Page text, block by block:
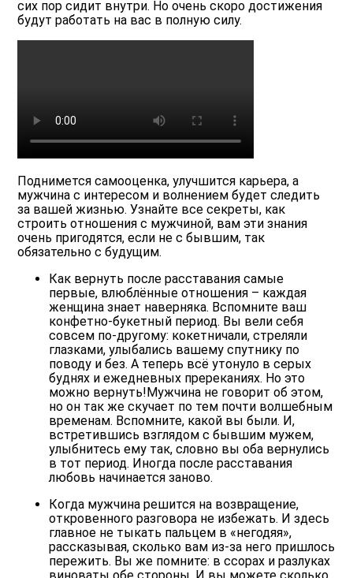
сих пор сидит внутри. Но очень скоро достижения
будут работать на вас в полную силу.
Поднимется самооценка, улучшится карьера, а
мужчина с интересом и волнением будет следить
за вашей жизнью. Узнайте все секреты, как
строить отношения с мужчиной, вам эти знания
очень пригодятся, если не с бывшим, так
обязательно с будущим.
Как вернуть после расставания самые
первые, влюблённые отношения – каждая
женщина знает наверняка. Вспомните ваш
конфетно-букетный период. Вы вели себя
совсем по-другому: кокетничали, стреляли
глазками, улыбались вашему спутнику по
поводу и без. А теперь всё утонуло в серых
буднях и ежедневных пререканиях. Но это
можно вернуть!Мужчина не говорит об этом,
но он так же скучает по тем почти волшебным
временам. Вспомните, какой вы были. И,
встретившись взглядом с бывшим мужем,
улыбнитесь ему так, словно вы оба вернулись
в тот период. Иногда после расставания
любовь начинается заново.
Когда мужчина решится на возвращение,
откровенного разговора не избежать. И здесь
главное не тыкать пальцем в «негодяя»,
рассказывая, сколько вам из-за него пришлось
пережить. Вы же помните: в ссорах и разлуках
виноваты обе стороны. И вы можете сколько